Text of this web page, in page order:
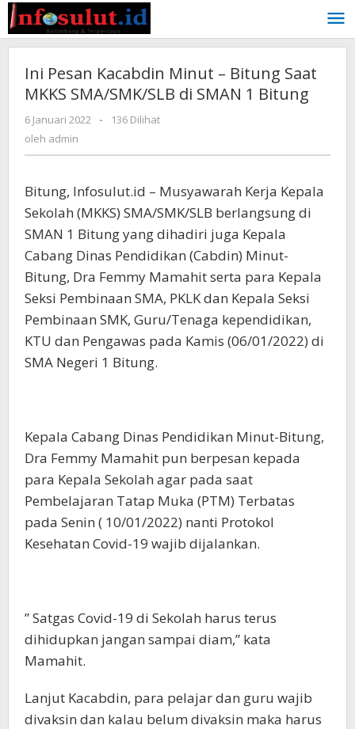
Lewati
ke
konten
Ini Pesan Kacabdin Minut – Bitung Saat
MKKS SMA/SMK/SLB di SMAN 1 Bitung
6 Januari 2022
oleh
-
136 Dilihat
oleh admin
Bitung, Infosulut.id – Musyawarah Kerja Kepala
Sekolah (MKKS) SMA/SMK/SLB berlangsung di
SMAN 1 Bitung yang dihadiri juga Kepala
Cabang Dinas Pendidikan (Cabdin) Minut-
Bitung, Dra Femmy Mamahit serta para Kepala
Seksi Pembinaan SMA, PKLK dan Kepala Seksi
Pembinaan SMK, Guru/Tenaga kependidikan,
KTU dan Pengawas pada Kamis (06/01/2022) di
SMA Negeri 1 Bitung.
Kepala Cabang Dinas Pendidikan Minut-Bitung,
Dra Femmy Mamahit pun berpesan kepada
para Kepala Sekolah agar pada saat
Pembelajaran Tatap Muka (PTM) Terbatas
pada Senin ( 10/01/2022) nanti Protokol
Kesehatan Covid-19 wajib dijalankan.
” Satgas Covid-19 di Sekolah harus terus
dihidupkan jangan sampai diam,” kata
Mamahit.
Lanjut Kacabdin, para pelajar dan guru wajib
divaksin dan kalau belum divaksin maka harus